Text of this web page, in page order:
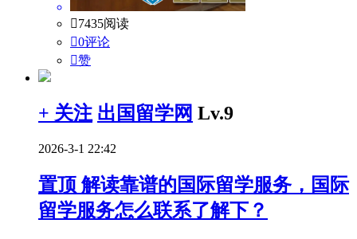
7435阅读
0评论
赞
+ 关注 出国留学网 Lv.9
2026-3-1 22:42
置顶 解读靠谱的国际留学服务，国际
留学服务怎么联系了解下？